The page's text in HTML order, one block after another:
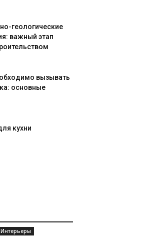
геологические
важный этап
вызывать
основные
кухни
Интерьеры